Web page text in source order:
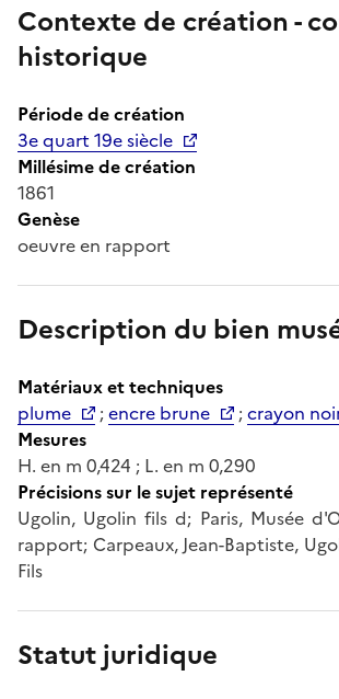
Contexte de création -
historique
Période de création
3e quart 19e siècle
Millésime de création
1861
Genèse
oeuvre en rapport
Description du bien
Matériaux et techniques
plume
;encre brune ;crayon
Mesures
H. en m 0,424 ; L. en m 0,290
Précisions sur le sujet représenté
Ugolin, Ugolin fils d; Paris, Musée
rapport; Carpeaux, Jean-Baptiste,
Fils
Statut juridique